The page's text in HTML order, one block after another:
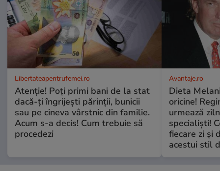
Libertateapentrufemei.ro
Atenție! Poți primi bani de la stat
dacă-ți îngrijești părinții, bunicii
sau pe cineva vârstnic din familie.
Acum s-a decis! Cum trebuie să
procedezi
Avantaje.ro
Dieta
oricine!
urmează
specialiști!
fiecare zi și
acestui stil